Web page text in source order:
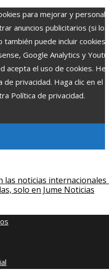
para mejorar y
anuncios publicitarios (si los
puede incluir cookies
Google Analytics y
acepta el uso de cookies.
privacidad. Haga clic en el
Política de privacidad.
noticias internacionales
solo en Jume Noticias